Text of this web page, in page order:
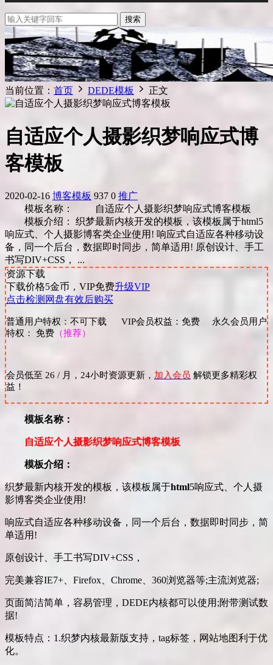
搜索
当前位置： 首页 DEDE模板 正文
自适应个人摄影织梦响应式博
客模板
2020-02-16 博客模板 937 0 推广
模板名称： 自适应个人摄影织梦响应式博客模板
模板介绍： 织梦最新内核开发的模板，该模板属于html5
响应式、个人摄影博客类企业使用! 响应式自适应各种移动设
备，同一个后台，数据即时同步，简单适用! 原创设计、手工
书写DIV+CSS， ...
资源下载
下载价格5金币，VIP免费升级VIP
点击检测网盘有效后购买
普通用户特权：不可下载 VIP会员权益：免费 永久会员用户
特权： 免费 （推荐）
会员低至 26 / 月，24小时资源更新， 加入会员 解锁更多精彩权
益！
模板名称：
自适应个人摄影织梦响应式博客模板
模板介绍：
织梦最新内核开发的模板，该模板属于html5响应式、个人摄
影博客类企业使用!
响应式自适应各种移动设备，同一个后台，数据即时同步，简
单适用!
原创设计、手工书写DIV+CSS，
完美兼容IE7+、Firefox、Chrome、360浏览器等;主流浏览器;
页面简洁简单，容易管理，DEDE内核都可以使用;附带测试数
据!
模板特点：1.织梦内核最新版支持，tag标签，网站地图利于优
化。